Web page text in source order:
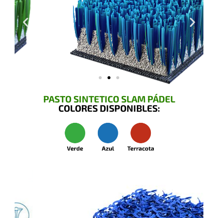
PASTO SINTETICO SLAM PÁDEL
COLORES DISPONIBLES: